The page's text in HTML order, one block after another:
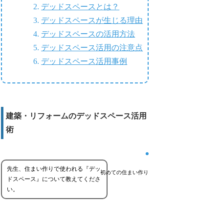
デッドスペースとは？
デッドスペースが生じる理由
デッドスペースの活用方法
デッドスペース活用の注意点
デッドスペース活用事例
建築・リフォームのデッドスペース活用
術
初めての住まい作り
先生、住まい作りで使われる『デッ
ドスペース』について教えてくださ
い。